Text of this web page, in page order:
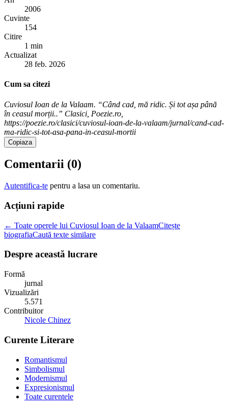
2006
Cuvinte
154
Citire
1 min
Actualizat
28 feb. 2026
Cum sa citezi
Cuviosul Ioan de la Valaam. “Când cad, mă ridic. Și tot așa până
în ceasul morții..” Clasici, Poezie.ro,
https://poezie.ro/clasici/cuviosul-ioan-de-la-valaam/jurnal/cand-cad-
ma-ridic-si-tot-asa-pana-in-ceasul-mortii
Copiaza
Comentarii (0)
Autentifica-te pentru a lasa un comentariu.
Acțiuni rapide
← Toate operele lui Cuviosul Ioan de la ValaamCitește
biografiaCaută texte similare
Despre această lucrare
Formă
jurnal
Vizualizări
5.571
Contribuitor
Nicole Chinez
Curente Literare
Romantismul
Simbolismul
Modernismul
Expresionismul
Toate curentele